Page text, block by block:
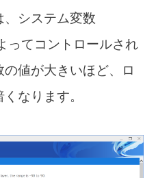
システム変数
ってコントロールされ
値が大きいほど、ロ
なります。